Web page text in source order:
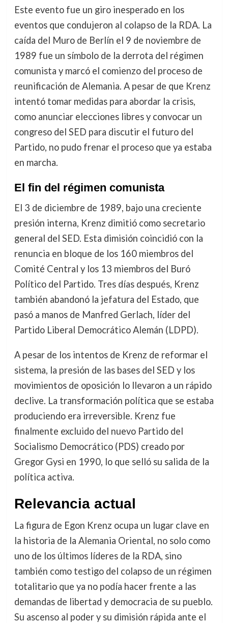
Este evento fue un giro inesperado en los
eventos que condujeron al colapso de la RDA. La
caída del Muro de Berlín el 9 de noviembre de
1989 fue un símbolo de la derrota del régimen
comunista y marcó el comienzo del proceso de
reunificación de Alemania. A pesar de que Krenz
intentó tomar medidas para abordar la crisis,
como anunciar elecciones libres y convocar un
congreso del SED para discutir el futuro del
Partido, no pudo frenar el proceso que ya estaba
en marcha.
El fin del régimen comunista
El 3 de diciembre de 1989, bajo una creciente
presión interna, Krenz dimitió como secretario
general del SED. Esta dimisión coincidió con la
renuncia en bloque de los 160 miembros del
Comité Central y los 13 miembros del Buró
Político del Partido. Tres días después, Krenz
también abandonó la jefatura del Estado, que
pasó a manos de Manfred Gerlach, líder del
Partido Liberal Democrático Alemán (LDPD).
A pesar de los intentos de Krenz de reformar el
sistema, la presión de las bases del SED y los
movimientos de oposición lo llevaron a un rápido
declive. La transformación política que se estaba
produciendo era irreversible. Krenz fue
finalmente excluido del nuevo Partido del
Socialismo Democrático (PDS) creado por
Gregor Gysi en 1990, lo que selló su salida de la
política activa.
Relevancia actual
La figura de Egon Krenz ocupa un lugar clave en
la historia de la Alemania Oriental, no solo como
uno de los últimos líderes de la RDA, sino
también como testigo del colapso de un régimen
totalitario que ya no podía hacer frente a las
demandas de libertad y democracia de su pueblo.
Su ascenso al poder y su dimisión rápida ante el